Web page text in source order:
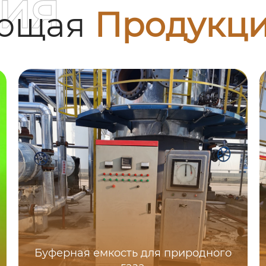
Буферная емкость для природного